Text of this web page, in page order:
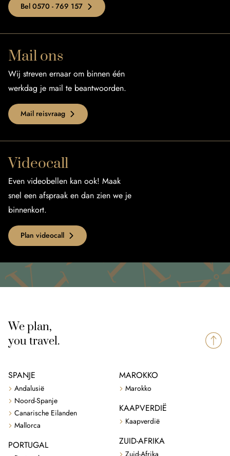
Bel 0570 - 769 157
Mail ons
Wij streven ernaar om binnen één
werkdag je mail te beantwoorden.
Mail reisvraag
Videocall
Even videobellen kan ook! Maak
snel een afspraak en dan zien we je
binnenkort.
Plan videocall
We plan,
you travel.
SPANJE
Andalusië
Noord-Spanje
Canarische Eilanden
Mallorca
PORTUGAL
MAROKKO
Marokko
KAAPVERDIË
Kaapverdië
ZUID-AFRIKA